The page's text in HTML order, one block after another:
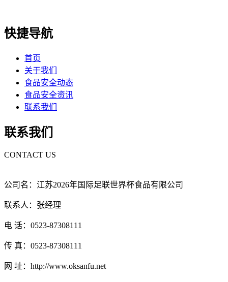
快捷导航
首页
关于我们
食品安全动态
食品安全资讯
联系我们
联系我们
CONTACT US
公司名：江苏2026年国际足联世界杯食品有限公司
联系人：张经理
电 话：0523-87308111
传 真：0523-87308111
网 址：http://www.oksanfu.net